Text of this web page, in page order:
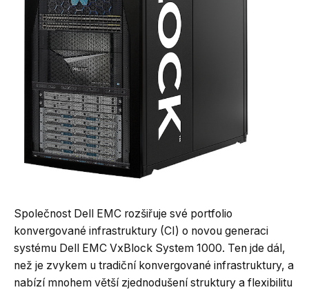
Společnost Dell EMC rozšiřuje své portfolio
konvergované infrastruktury (CI) o novou generaci
systému Dell EMC VxBlock System 1000. Ten jde dál,
než je zvykem u tradiční konvergované infrastruktury, a
nabízí mnohem větší zjednodušení struktury a flexibilitu